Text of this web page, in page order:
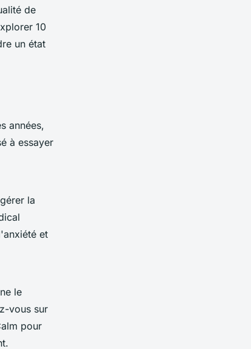
de
10
un état
années,
à essayer
la
et
le
vous sur
pour